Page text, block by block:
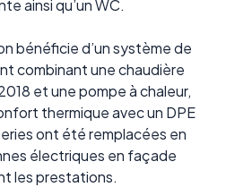
ainsi qu’un WC.
bénéficie d’un système de
combinant une chaudière
et une pompe à chaleur,
thermique avec un DPE
ont été remplacées en
électriques en façade
les prestations.